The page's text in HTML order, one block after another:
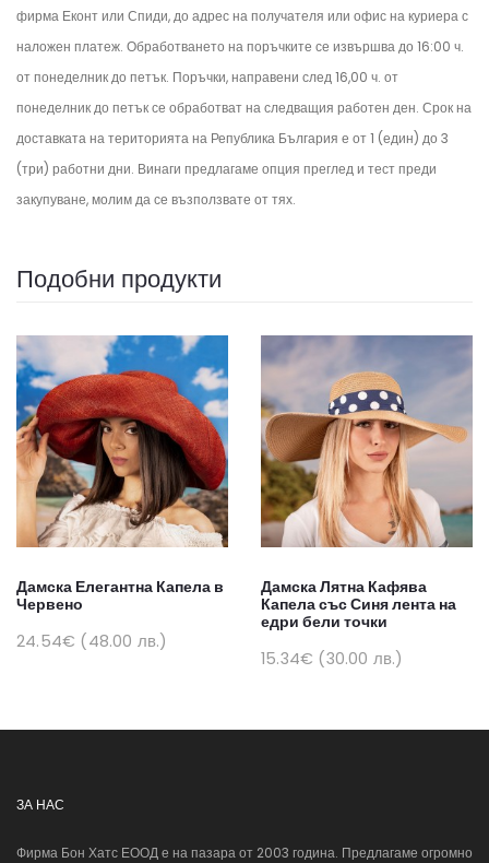
фирма Еконт или Спиди, до адрес на получателя или офис на куриера с
наложен платеж. Обработването на поръчките се извършва до 16:00 ч.
от понеделник до петък. Поръчки, направени след 16,00 ч. от
понеделник до петък се обработват на следващия работен ден. Срок на
доставката на територията на Република България е от 1 (един) до 3
(три) работни дни. Винаги предлагаме опция преглед и тест преди
закупуване, молим да се възползвате от тях.
Подобни продукти
Дамска Елегантна Капела в
Червено
24.54€ (48.00 лв.)
Дамска Лятна Кафява
Капела със Синя лента на
едри бели точки
15.34€ (30.00 лв.)
ЗА НАС
Фирма Бон Хатс ЕООД е на пазара от 2003 година. Предлагаме огромно